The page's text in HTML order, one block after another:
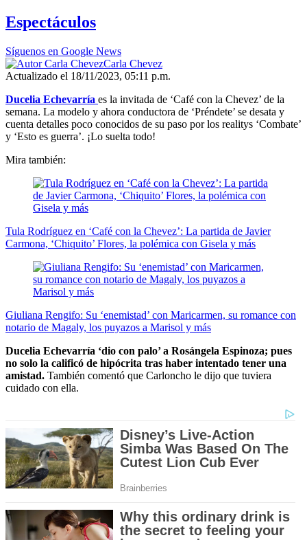
Espectáculos
Síguenos en Google News
Carla Chevez
Actualizado el 18/11/2023, 05:11 p.m.
Ducelia Echevarría es la invitada de ‘Café con la Chevez’ de la
semana. La modelo y ahora conductora de ‘Préndete’ se desata y
cuenta detalles poco conocidos de su paso por los realitys ‘Combate’
y ‘Esto es guerra’. ¡Lo suelta todo!
Mira también:
Tula Rodríguez en ‘Café con la Chevez’: La partida de Javier
Carmona, ‘Chiquito’ Flores, la polémica con Gisela y más
Giuliana Rengifo: Su ‘enemistad’ con Maricarmen, su romance con
notario de Magaly, los puyazos a Marisol y más
Ducelia Echevarría ‘dio con palo’ a Rosángela Espinoza; pues
no solo la calificó de hipócrita tras haber intentado tener una
amistad. También comentó que Carloncho le dijo que tuviera
cuidado con ella.